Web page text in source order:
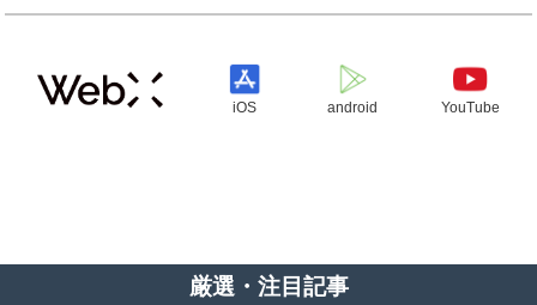
iOS android YouTube
厳選・注目記事